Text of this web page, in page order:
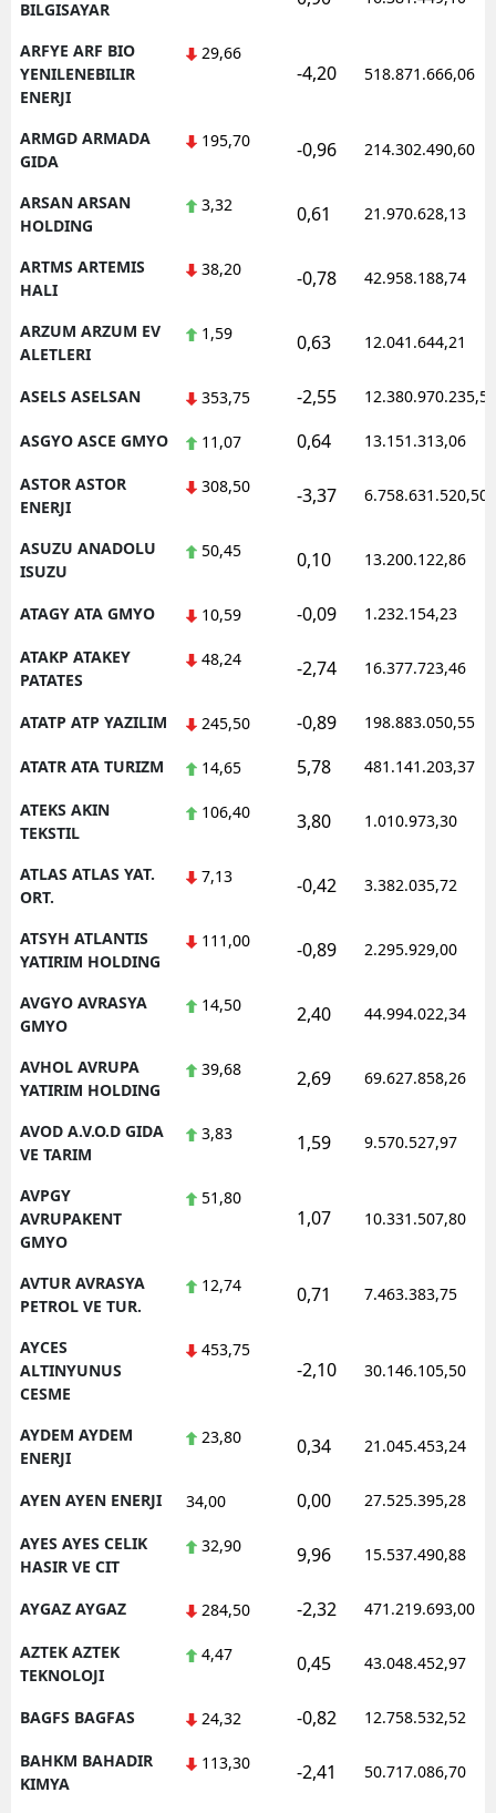
BILGISAYAR
ARFYE ARF BIO
YENILENEBILIR
ENERJI
29,66
-4,20 518.871.666,06
ARMGD ARMADA
GIDA
195,70 -0,96 214.302.490,60
ARSAN ARSAN
HOLDING
3,32 0,61 21.970.628,13
ARTMS ARTEMIS
HALI
38,20 -0,78 42.958.188,74
ARZUM ARZUM EV
ALETLERI
1,59 0,63 12.041.644,21
ASELS ASELSAN 353,75 -2,55 12.380.970.235,50
ASGYO ASCE GMYO 11,07 0,64 13.151.313,06
ASTOR ASTOR
ENERJI
308,50 -3,37 6.758.631.520,50
ASUZU ANADOLU
ISUZU
50,45 0,10 13.200.122,86
ATAGY ATA GMYO 10,59 -0,09 1.232.154,23
ATAKP ATAKEY
PATATES
48,24 -2,74 16.377.723,46
ATATP ATP YAZILIM 245,50 -0,89 198.883.050,55
ATATR ATA TURIZM 14,65 5,78 481.141.203,37
ATEKS AKIN
TEKSTIL
106,40 3,80 1.010.973,30
ATLAS ATLAS YAT.
ORT.
7,13 -0,42 3.382.035,72
ATSYH ATLANTIS
YATIRIM HOLDING
111,00 -0,89 2.295.929,00
AVGYO AVRASYA
GMYO
14,50 2,40 44.994.022,34
AVHOL AVRUPA
YATIRIM HOLDING
39,68 2,69 69.627.858,26
AVOD A.V.O.D GIDA
VE TARIM
3,83 1,59 9.570.527,97
AVPGY
AVRUPAKENT
GMYO
51,80
1,07 10.331.507,80
AVTUR AVRASYA
PETROL VE TUR.
12,74 0,71 7.463.383,75
AYCES
ALTINYUNUS
CESME
453,75
-2,10 30.146.105,50
AYDEM AYDEM
ENERJI
23,80 0,34 21.045.453,24
AYEN AYEN ENERJI 34,00 0,00 27.525.395,28
AYES AYES CELIK
HASIR VE CIT
32,90 9,96 15.537.490,88
AYGAZ AYGAZ 284,50 -2,32 471.219.693,00
AZTEK AZTEK
TEKNOLOJI
4,47 0,45 43.048.452,97
BAGFS BAGFAS 24,32 -0,82 12.758.532,52
BAHKM BAHADIR
KIMYA
113,30 -2,41 50.717.086,70